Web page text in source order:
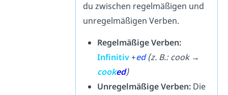
du zwischen regelmäßigen und
unregelmäßigen Verben.
Regelmäßige Verben:
Infinitiv+ed(z. B.: cook →
cooked)
Unregelmäßige Verben:Die